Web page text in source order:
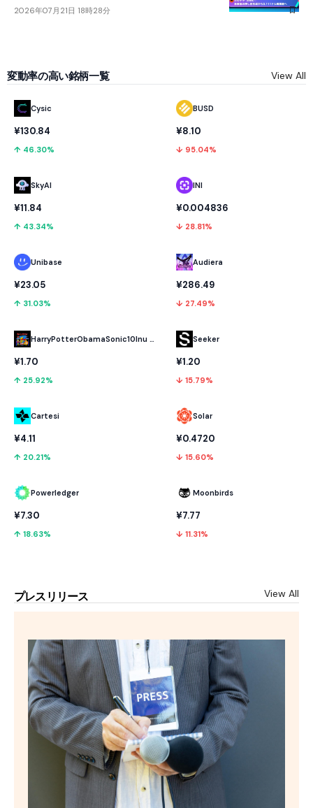
2026年07月21日 18時28分
変動率の高い銘柄一覧 View All
Cysic
¥130.84
↑ 46.30%
SkyAI
¥11.84
↑ 43.34%
Unibase
¥23.05
↑ 31.03%
HarryPotterObamaSonic10Inu (ETH)
¥1.70
↑ 25.92%
Cartesi
¥4.11
↑ 20.21%
Powerledger
¥7.30
↑ 18.63%
BUSD
¥8.10
↓ 95.04%
INI
¥0.004836
↓ 28.81%
Audiera
¥286.49
↓ 27.49%
Seeker
¥1.20
↓ 15.79%
Solar
¥0.4720
↓ 15.60%
Moonbirds
¥7.77
↓ 11.31%
プレスリリース View All